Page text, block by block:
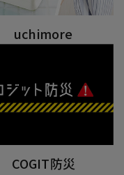
uchimore
COGIT防災